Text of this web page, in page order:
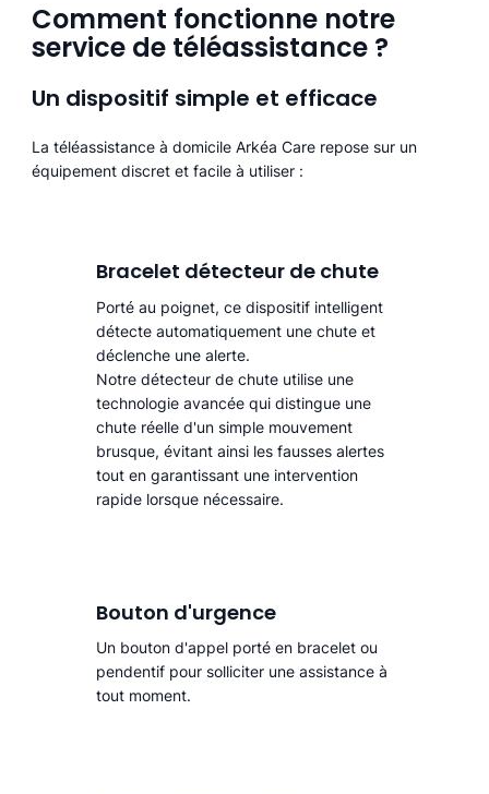
Comment fonctionne notre
service de téléassistance ?
Un dispositif simple et efficace
La téléassistance à domicile Arkéa Care repose sur un
équipement discret et facile à utiliser :
Bracelet détecteur de chute
Porté au poignet, ce dispositif intelligent
détecte automatiquement une chute et
déclenche une alerte.​
Notre détecteur de chute utilise une
technologie avancée qui distingue une
chute réelle d'un simple mouvement
brusque, évitant ainsi les fausses alertes
tout en garantissant une intervention
rapide lorsque nécessaire.
Bouton d'urgence
Un bouton d'appel porté en bracelet ou
pendentif pour solliciter une assistance à
tout moment.